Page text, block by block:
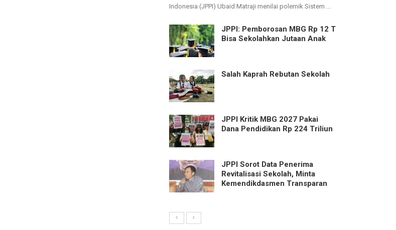
Indonesia (JPPI) Ubaid Matraji menilai polemik Sistem ...
JPPI: Pemborosan MBG Rp 12 T
Bisa Sekolahkan Jutaan Anak
Salah Kaprah Rebutan Sekolah
JPPI Kritik MBG 2027 Pakai
Dana Pendidikan Rp 224 Triliun
JPPI Sorot Data Penerima
Revitalisasi Sekolah, Minta
Kemendikdasmen Transparan